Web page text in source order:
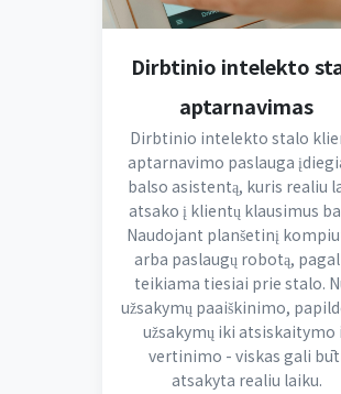
Dirbtinio intelekto
aptarnavimas
Dirbtinio intelekto stalo
aptarnavimo paslauga
balso asistentą, kuris realiu
atsako į klientų klausimus
Naudojant planšetinį
arba paslaugų robotą,
teikiama tiesiai prie stalo.
užsakymų paaiškinimo,
užsakymų iki atsiskaitymo
vertinimo - viskas gali
atsakyta realiu laiku.